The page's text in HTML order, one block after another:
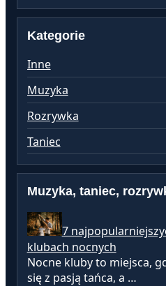
Kategorie
Inne
Muzyka
Rozrywka
Taniec
Muzyka, taniec,
7
klubach nocnych
Nocne kluby to miejsca,
się z pasją tańca, a …